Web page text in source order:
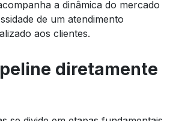
a dinâmica do mercado
de um atendimento
aos clientes.
diretamente